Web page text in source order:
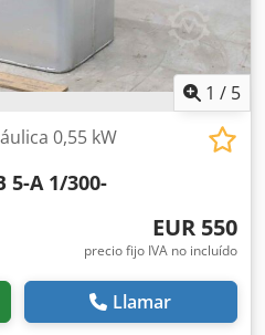
totalmente galvanizado
Tipo de madera: MDF
900 x 1.200 mm Color del
escuadras, nuevo Para la
04 x ganchos de seguridad,
galvanizado
1 / 5
0,55 kW
5-A 1/300-
EUR 550
precio fijo IVA no incluído
Llamar